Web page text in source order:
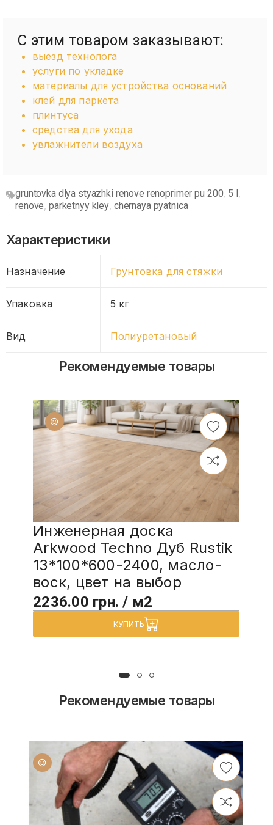
С этим товаром заказывают:
выезд технолога
услуги по укладке
материалы для устройства оснований
клей для паркета
плинтуса
средства для ухода
увлажнители воздуха
gruntovka dlya styazhki renove renoprimer pu 200 5 l
renove parketnyy kley chernaya pyatnica
Характеристики
Назначение Грунтовка для стяжки
Упаковка 5 кг
Вид Полиуретановый
Рекомендуемые товары
Инженерная доска
Arkwood Techno Дуб Rustik
13*100*600-2400, масло-
воск, цвет на выбор
2236.00 грн. / м2
КУПИТЬ
Рекомендуемые товары